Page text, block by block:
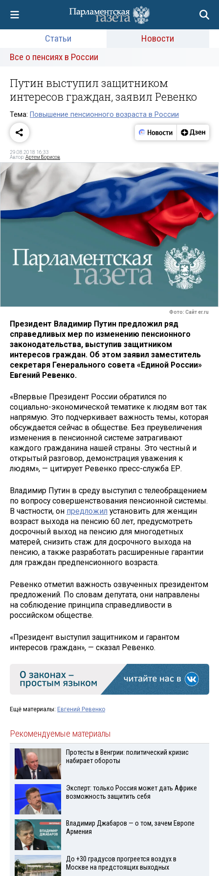
Статьи
Новости
Все о пенсиях в России
Путин выступил защитником
интересов граждан, заявил Ревенко
Тема: Повышение пенсионного возраста в России
29.08.2018 16:33
Автор:Артем Борисов
Фото: Сайт er.ru
Президент Владимир Путин предложил ряд
справедливых мер по изменению пенсионного
законодательства, выступив защитником
интересов граждан. Об этом заявил заместитель
секретаря Генерального совета «Единой России»
Евгений Ревенко.
«Впервые Президент России обратился по
социально-экономической тематике к людям вот так
напрямую. Это подчеркивает важность темы, которая
обсуждается сейчас в обществе. Без преувеличения
изменения в пенсионной системе затрагивают
каждого гражданина нашей страны. Это честный и
открытый разговор, демонстрация уважения к
людям», — цитирует Ревенко пресс-служба ЕР.
Владимир Путин в среду выступил с телеобращением
по вопросу совершенствования пенсионной системы.
В частности, он предложил установить для женщин
возраст выхода на пенсию 60 лет, предусмотреть
досрочный выход на пенсию для многодетных
матерей, снизить стаж для досрочного выхода на
пенсию, а также разработать расширенные гарантии
для граждан предпенсионного возраста.
Ревенко отметил важность озвученных президентом
предложений. По словам депутата, они направлены
на соблюдение принципа справедливости в
российском обществе.
«Президент выступил защитником и гарантом
интересов граждан», — сказал Ревенко.
Ещё материалы: Евгений Ревенко
Рекомендуемые материалы
Протесты в Венгрии: политический кризис
набирает обороты
Эксперт: только Россия может дать Африке
возможность защитить себя
Владимир Джабаров — о том, зачем Европе
Армения
До +30 градусов прогреется воздух в
Москве на предстоящих выходных